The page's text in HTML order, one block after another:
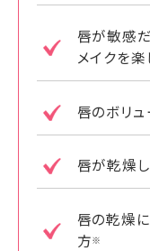
唇が敏感
メイクを
唇のボリ
唇が乾燥
唇の乾燥
方※